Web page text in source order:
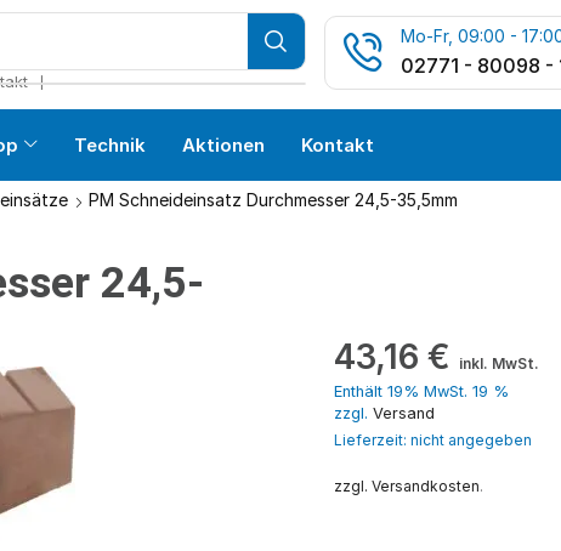
❘
Mo-Fr, 09:00 -
02771 - 80098 -
Technik Aktionen Kontakt
PM Schneideinsatz Durchmesser 24,5-35,5mm
24,5-
43,16 €
inkl. MwSt.
Enthält 19% MwSt. 19 %
zzgl. Versand
Lieferzeit: nicht angegeben
zzgl. Versandkosten.